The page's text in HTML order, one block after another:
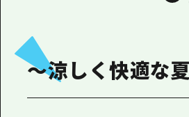
～涼しく快適な